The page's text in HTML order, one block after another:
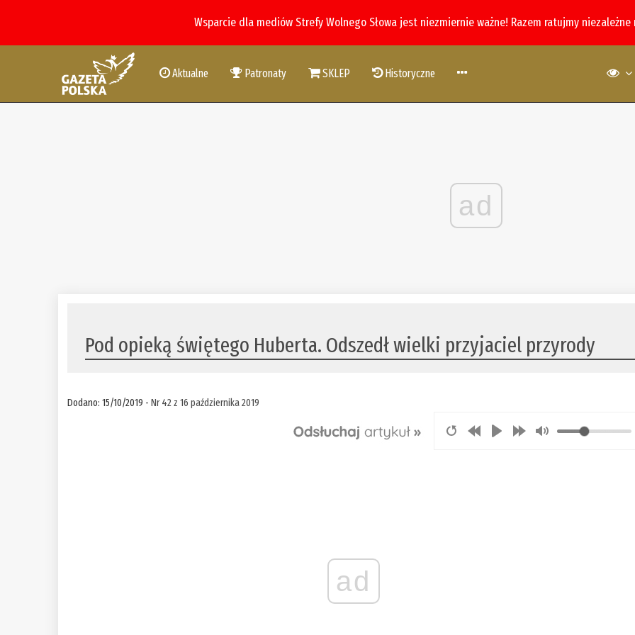
Wsparcie dla mediów Strefy Wolnego Słowa jest niezmiernie ważne! Razem ratujmy
Aktualne Patronaty SKLEP Historyczne
ad
Pod opieką świętego Huberta. Odszedł wielki przyjaciel przyrody
Dodano: 15/10/2019 -Nr 42 z 16 października 2019
ad